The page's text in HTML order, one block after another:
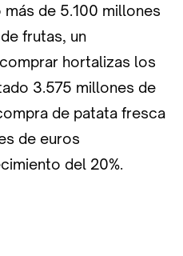
de 5.100 millones
frutas, un
hortalizas los
3.575 millones de
de patata fresca
de euros
del 20%.